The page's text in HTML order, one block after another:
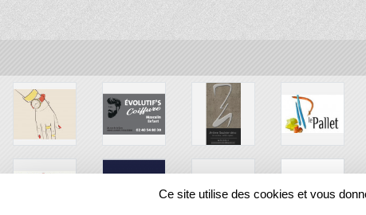
Ce site utilise des cookies et vous